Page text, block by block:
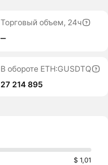
Торговый объем, 24ч
‒
В обороте ETH:GUSDTQ
27 214 895
$ 1,01